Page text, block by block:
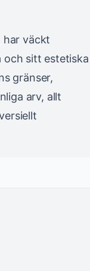
har väckt
och sitt estetiska
gränser,
arv, allt